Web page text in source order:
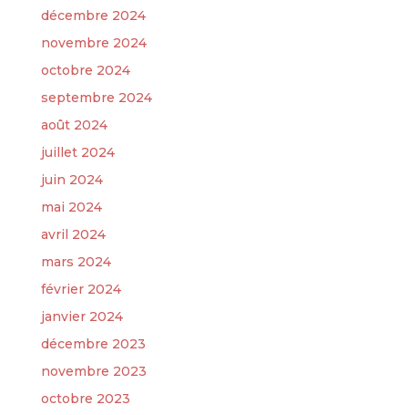
décembre 2024
novembre 2024
octobre 2024
septembre 2024
août 2024
juillet 2024
juin 2024
mai 2024
avril 2024
mars 2024
février 2024
janvier 2024
décembre 2023
novembre 2023
octobre 2023